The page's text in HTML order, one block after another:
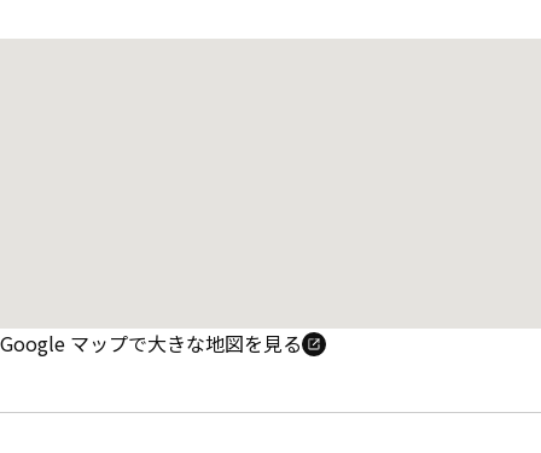
Google マップで大きな地図を見る